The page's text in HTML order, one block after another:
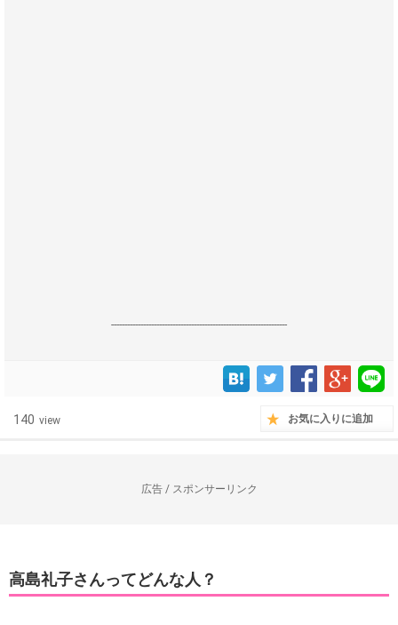
------------------------------------------------------------------
140 view お気に入りに追加
広告 / スポンサーリンク
高島礼子さんってどんな人？